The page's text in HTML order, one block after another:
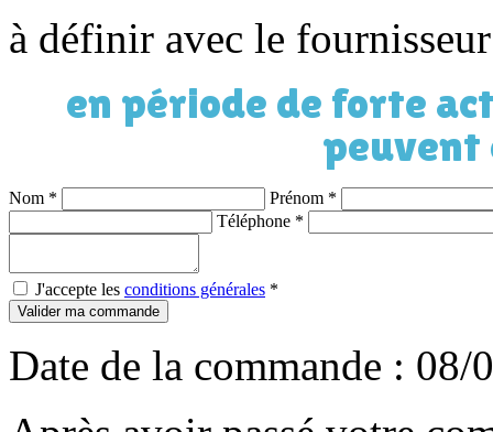
à définir avec le
en période de forte
peuvent
Nom * Prénom *
Téléphone *
J'accepte les conditions générales *
Valider ma commande
Date de la commande : 08/